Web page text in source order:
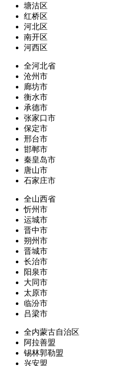
塘沽区
红桥区
河北区
南开区
河西区
全河北省
沧州市
廊坊市
衡水市
承德市
张家口市
保定市
邢台市
邯郸市
秦皇岛市
唐山市
石家庄市
全山西省
忻州市
运城市
晋中市
朔州市
晋城市
长治市
阳泉市
大同市
太原市
临汾市
吕梁市
全内蒙古自治区
阿拉善盟
锡林郭勒盟
兴安盟